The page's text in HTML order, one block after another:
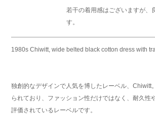
若干の着用感はございますが、
す。
1980s Chiwitt, wide belted black cotton dress with
独創的なデザインで人気を博したレーベル、Chiwitt
られており、ファッション性だけではなく、耐久性
評価されているレーベルです。